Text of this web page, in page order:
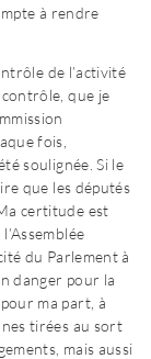
à rendre
de l’activité
que je
fois,
soulignée. Si le
que les députés
certitude est
du Parlement à
danger pour la
ma part, à
tirées au sort
mais aussi